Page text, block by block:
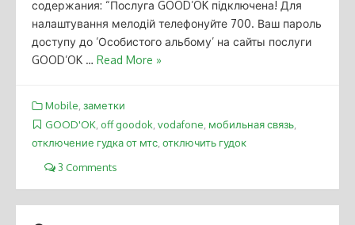
содержания: “Послуга GOOD’OK підключена! Для
налаштування мелодій телефонуйте 700. Ваш пароль
доступу до ‘Особистого альбому’ на сайты послуги
GOOD’OK … Read More »
Mobile, заметки
GOOD'OK off goodok vodafone мобильная связь
отключение гудка от мтс отключить гудок
3 Comments